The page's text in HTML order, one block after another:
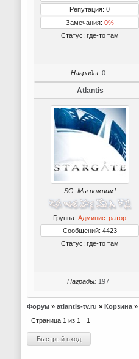
Репутация: 0
Замечания: 0%
Статус: где-то там
Награды: 0
Atlantis
SG. Мы помним!
Группа: Администратор
Сообщений: 4423
Статус: где-то там
Награды: 197
Форум » atlantis-tv.ru » Корзина »
Страница 1 из 1 1